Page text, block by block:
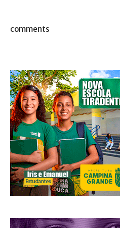
comments